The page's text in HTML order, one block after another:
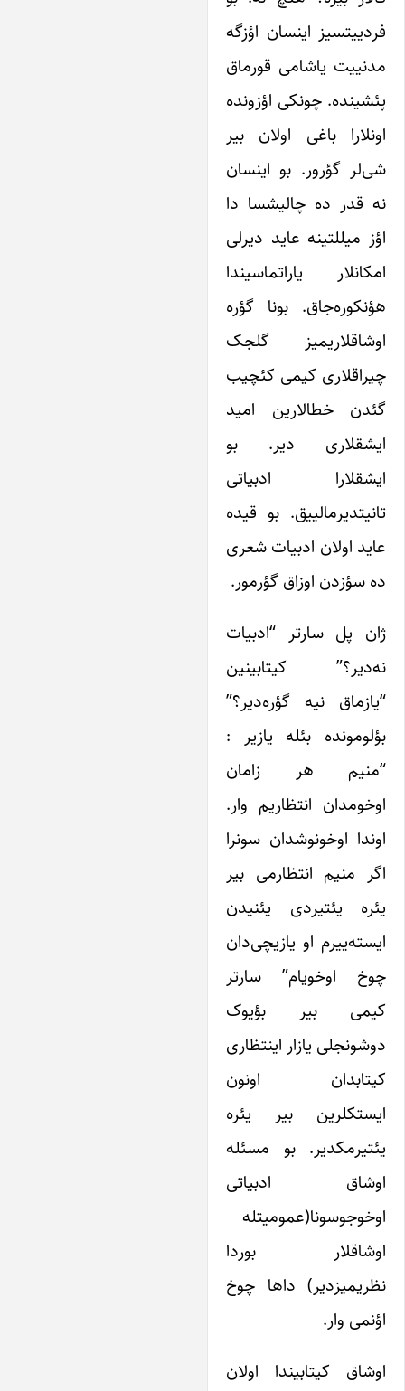
اینسان اؤزگه
یاشامی قورماق
چونکی اؤزونده
باغی اولان بیر
گؤرور. بو اینسان
قدر ده چالیشسا دا
میللتینه عاید دیرلی
یاراتماسیندا
بونا گؤره
گلجک
کیمی کئچیب
خطالارین امید
دیر. بو
ادبیاتی
بو قیده
اولان ادبیات شعری
سؤزدن اوزاق گؤرمور.
پل سارتر “ادبیات
کیتابینین
نیه گؤره‌‌دیر؟”
بئله یازیر :
هر زامان
انتظاریم وار.
اوخونوشدان سونرا
منیم انتظارمی بیر
یئتیردی یئنیدن
او یازیچی‌دان
اوخویام” سارتر
بیر بؤیوک
یازار اینتظاری
اونون
بیر یئره
بو مسئله
ادبیاتی
بوردا
داها چوخ
وار.
کیتابیندا اولان